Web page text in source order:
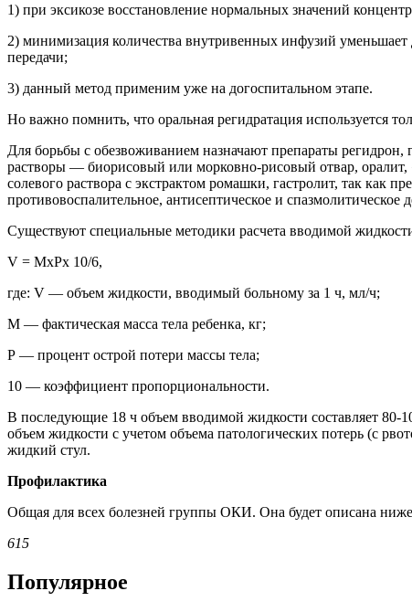
1) при эксикозе восстановление нормальных значений
2) минимизация количества внутривенных инфузий уменьшает
передачи;
3) данный метод применим уже на догоспитальном этапе.
Но важно помнить, что оральная регидратация используется
Для борьбы с обезвоживанием назначают препараты регидрон,
растворы — биорисовый или морковно-рисовый отвар, оралит,
солевого раствора с экстрактом ромашки, гастролит, так как
противовоспалительное, антисептическое и
Существуют специальные методики расчета вводимой
V = MxPx 10/6,
где: V — объем жидкости, вводимый больному за 1 ч, мл/ч;
М — фактическая масса тела ребенка, кг;
Р — процент острой потери массы тела;
10 — коэффициент пропорциональности.
В последующие 18 ч объем вводимой жидкости составляет 80-
объем жидкости с учетом объема патологических потерь (с
жидкий стул.
Профилактика
Общая для всех болезней группы ОКИ. Она будет описана
615
Популярное